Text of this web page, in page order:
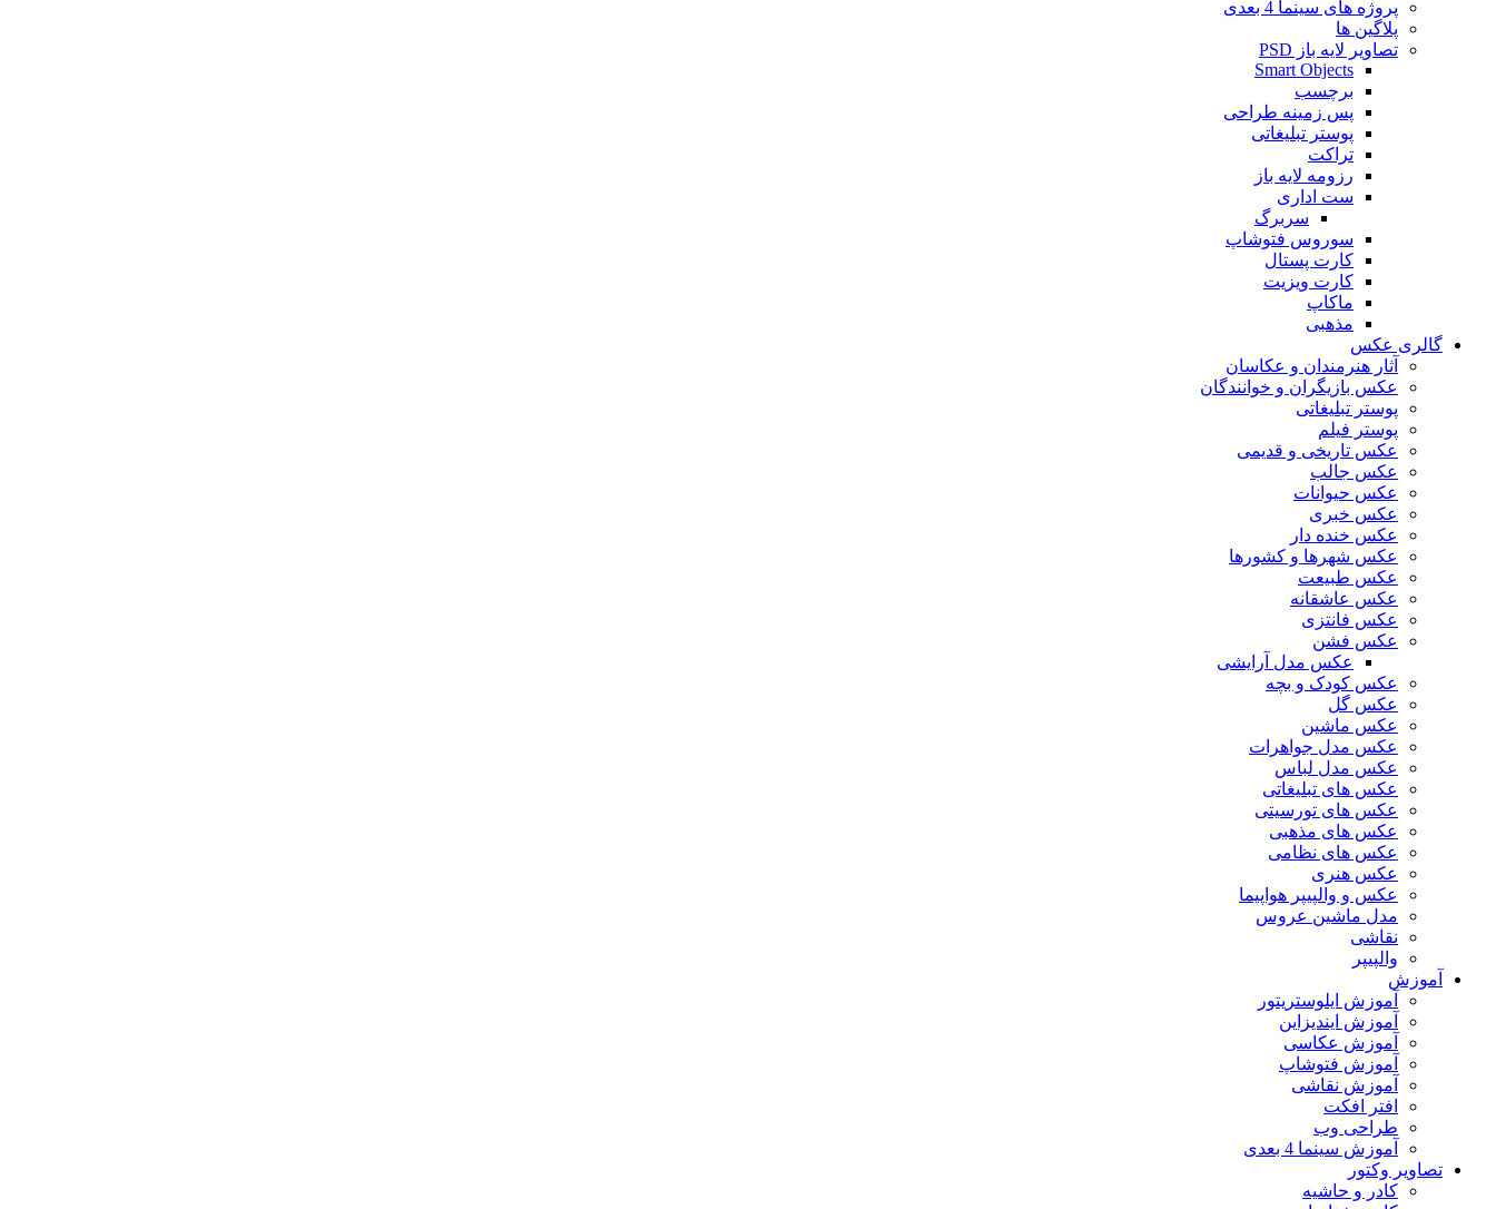
پروژه های سینما 4 بعدی
پلاگین ها
تصاویر لایه باز PSD
Smart Objects
برچسب
پس زمینه طراحی
پوستر تبلیغاتی
تراکت
رزومه لایه باز
ست اداری
سربرگ
سوروس فتوشاپ
کارت پستال
کارت ویزیت
ماکاپ
مذهبی
گالری عکس
آثار هنرمندان و عکاسان
عکس بازیگران و خوانندگان
پوستر تبلیغاتی
پوستر فیلم
عکس تاریخی و قدیمی
عکس جالب
عکس حیوانات
عکس خبری
عکس خنده دار
عکس شهرها و کشورها
عکس طبیعت
عکس عاشقانه
عکس فانتزی
عکس فشن
عکس مدل آرایشی
عکس کودک و بچه
عکس گل
عکس ماشین
عکس مدل جواهرات
عکس مدل لباس
عکس های تبلیغاتی
عکس های تورسیتی
عکس های مذهبی
عکس های نظامی
عکس هنری
عکس و والپیپر هواپیما
مدل ماشین عروس
نقاشی
والپیپر
آموزش
آموزش ایلوستریتور
آموزش ایندیزاین
آموزش عکاسی
آموزش فتوشاپ
آموزش نقاشی
افتر افکت
طراحی وب
آموزش سینما 4 بعدی
تصاویر وکتور
کادر و حاشیه